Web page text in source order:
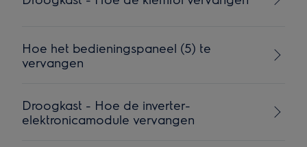
Hoe het bedieningspaneel (5) te
vervangen
Droogkast - Hoe de inverter-
elektronicamodule vervangen